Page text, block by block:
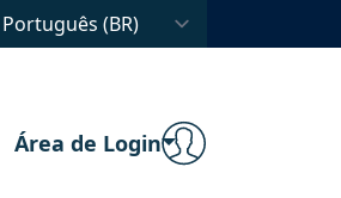
Área de Login